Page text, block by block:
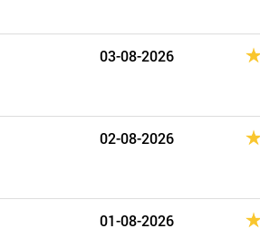
03-08-2026
02-08-2026
01-08-2026